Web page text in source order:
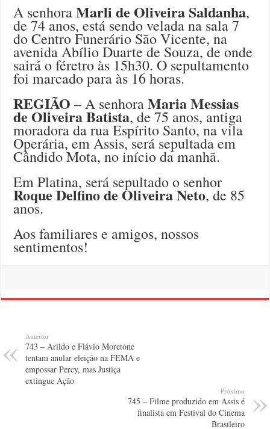
A senhoraMarli de Oliveira Saldanha,
de 74 anos, está sendo velada na sala 7
do Centro Funerário São Vicente, na
avenida Abílio Duarte de Souza, de onde
sairá o féretro às 15h30. O sepultamento
foi marcado para às 16 horas.
REGIÃO– A senhoraMaria Messias
de Oliveira Batista, de 75 anos, antiga
moradora da rua Espírito Santo, na vila
Operária, em Assis, será sepultada em
Cândido Mota, no início da manhã.
Em Platina, será sepultado o senhor
Roque Delfino de Oliveira Neto, de 85
anos.
Aos familiares e amigos, nossos
sentimentos!
Anterior
743 – Arildo e Flávio Moretone
tentam anular eleição na FEMA e
empossar Percy, mas Justiça
extingue Ação
Próximo
745 – Filme produzido em Assis é
finalista em Festival do Cinema
Brasileiro